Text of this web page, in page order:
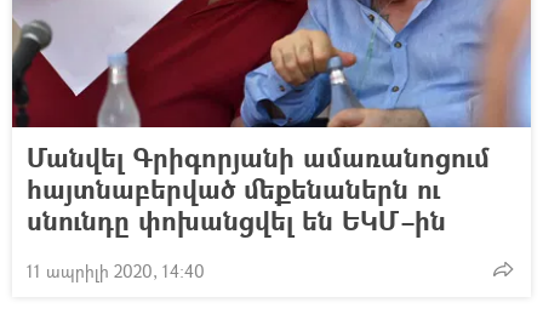
Մանվել Գրիգորյանի ամառանոցում
հայտնաբերված մեքենաներն ու
սնունդը փոխանցվել են ԵԿՄ–ին
11 ապրիլի 2020, 14:40